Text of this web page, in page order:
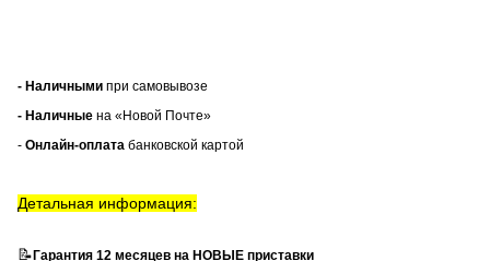
- Наличными при самовывозе
- Наличные на «Новой Почте»
- Онлайн-оплата банковской картой
Детальная информация:
📝Гарантия 12 месяцев на НОВЫЕ приставки